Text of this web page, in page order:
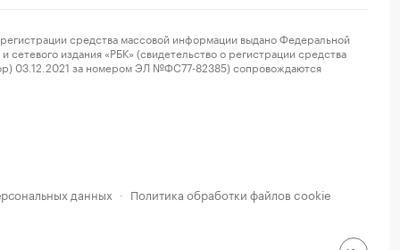
средства массовой информации выдано Федеральной
издания «РБК» (свидетельство о регистрации средства
03.12.2021 за номером ЭЛ №ФС77-82385) сопровождаются
данных · Политика обработки файлов cookie